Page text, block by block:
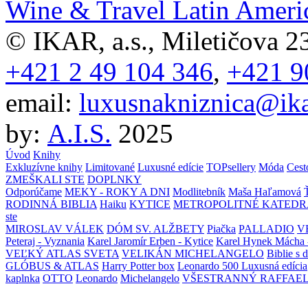
Wine & Travel Latin
© IKAR, a.s., Miletičova
+421 2 49 104 346, +421
email:
by: A.I.S. 2025
Úvod Knihy
Exkluzívne knihy Limitované Luxusné edície TOPsellery Móda
ZMEŠKALI STE DOPLNKY
Odporúčame MEKY - ROKY A DNI Modlitebník Maša Haľamová
RODINNÁ BIBLIA Haiku KYTICE METROPOLITNÉ
ste
MIROSLAV VÁLEK DÓM SV. ALŽBETY Piačka PALLADIO
Peteraj - Vyznania Karel Jaromír Erben - Kytice Karel Hynek Mácha
VEĽKÝ ATLAS SVETA VELIKÁN MICHELANGELO Biblie s
GLÓBUS & ATLAS Harry Potter box Leonardo 500 Luxusná edícia
kaplnka OTTO Leonardo Michelangelo VŠESTRANNÝ